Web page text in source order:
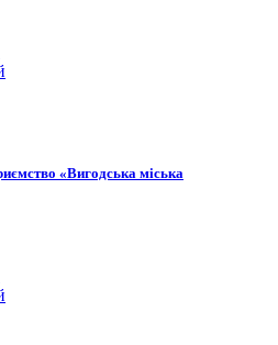
«Вигодська міська